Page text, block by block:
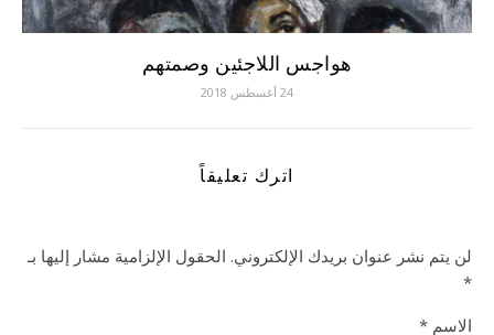
هواجس اللاجئين وصمتهم
24 أغسطس 2018
اترك تعليقاً
لن يتم نشر عنوان بريدك الإلكتروني. الحقول الإلزامية مشار إليها بـ
*
الاسم *